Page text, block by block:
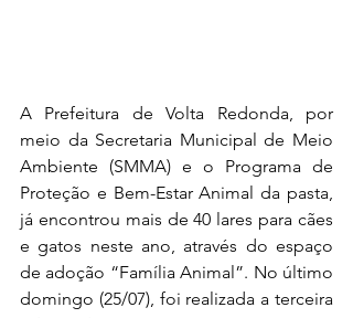
A Prefeitura de Volta Redonda, por
meio da Secretaria Municipal de Meio
Ambiente (SMMA) e o Programa de
Proteção e Bem-Estar Animal da pasta,
já encontrou mais de 40 lares para cães
e gatos neste ano, através do espaço
de adoção “Família Animal”. No último
domingo (25/07), foi realizada a terceira